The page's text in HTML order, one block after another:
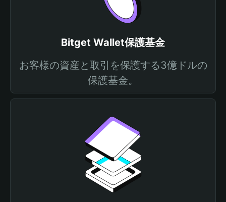
Bitget Wallet保護基金
お客様の資産と取引を保護する3億ドルの
保護基金。